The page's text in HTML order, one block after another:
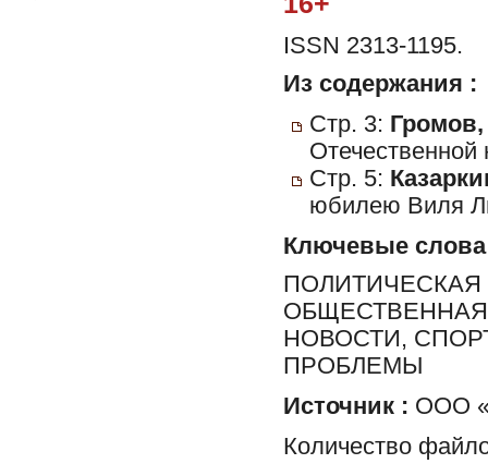
ISSN 2313-1195.
Из содержания :
Стр. 3:
Отечественной
Стр. 5:
юбилею Виля
Ключевые слова
НОВОСТИ,
ПРОБЛЕМЫ
Источник : ООО
Количество